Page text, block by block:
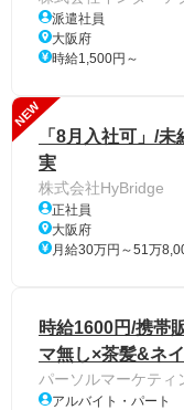
派遣社員
大阪府
時給1,500円～
NEW
「8月入社可」/
実
株式会社HyBridge
正社員
大阪府
月給30万円～51万
時給1600円/携帯
マ無し×茶髪&ネ
パーソルマーケティ
アルバイト・パート